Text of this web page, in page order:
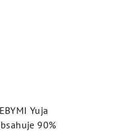
Yuja
90%